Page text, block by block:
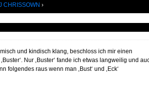
CHRISSOWN ›
und kindisch klang, beschloss ich mir einen
Nur ‚Buster‘ fande ich etwas langweilig und
folgendes raus wenn man ‚Bust‘ und ‚Eck‘